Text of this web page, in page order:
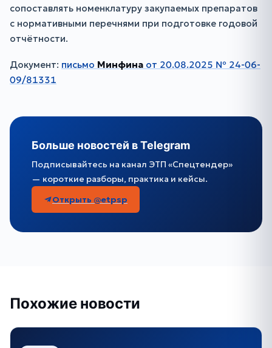
сопоставлять номенклатуру закупаемых препаратов
с нормативными перечнями при подготовке годовой
отчётности.
Документ: письмо Минфина от 20.08.2025 № 24-06-
09/81331
Больше новостей в Telegram
Подписывайтесь на канал ЭТП «Спецтендер»
— короткие разборы, практика и кейсы.
Открыть @etpsp
Похожие новости